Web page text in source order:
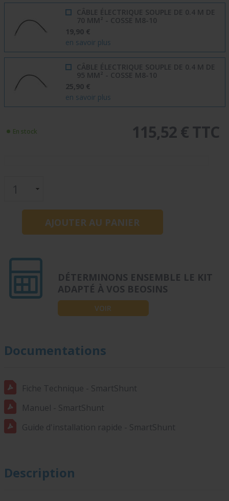
CÂBLE ÉLECTRIQUE SOUPLE DE 0.4 M DE
70 MM² - COSSE M8-10
19,90 €
en savoir plus
CÂBLE ÉLECTRIQUE SOUPLE DE 0.4 M DE
95 MM² - COSSE M8-10
25,90 €
en savoir plus
En stock 115,52 € TTC
DÉTERMINONS ENSEMBLE LE KIT
ADAPTÉ À VOS BEOSINS
VOIR
Documentations
Fiche Technique - SmartShunt
Manuel - SmartShunt
Guide d'installation rapide - SmartShunt
Description